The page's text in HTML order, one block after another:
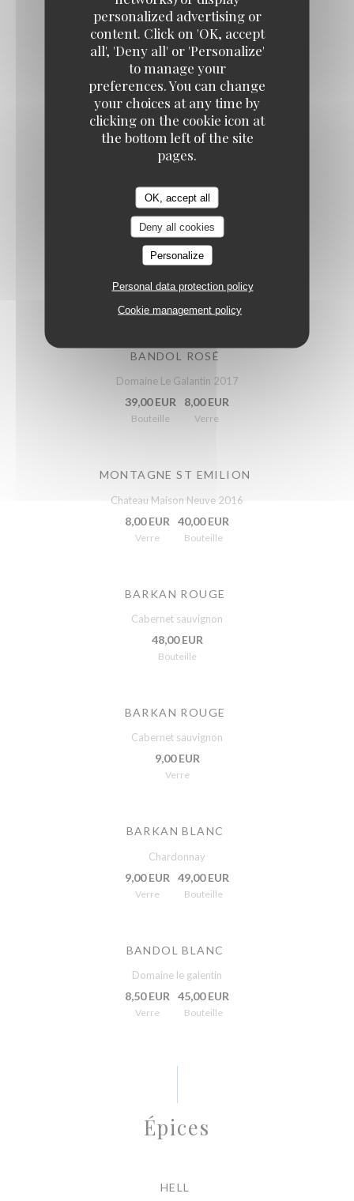
personalized advertising or
content. Click on 'OK, accept
all', 'Deny all' or 'Personalize'
to manage your
preferences. You can change
your choices at any time by
clicking on the cookie icon at
the bottom left of the site
pages.
OK, accept all
Deny all cookies
Personalize
Personal data protection policy
Cookie management policy
5,00 EUR
COCA
5,00 EUR
½ SAN PELLEGRINO
MACCABEE, BIÈRE ISRAÉLIENNE LÉGÈRE
7,50 EUR
BANDOL ROSÉ
Domaine Le Galantin 2017
39,00 EUR
Bouteille
8,00 EUR
Verre
MONTAGNE ST EMILION
Chateau Maison Neuve 2016
8,00 EUR
Verre
40,00 EUR
Bouteille
BARKAN ROUGE
Cabernet sauvignon
48,00 EUR
Bouteille
BARKAN ROUGE
Cabernet sauvignon
9,00 EUR
Verre
BARKAN BLANC
Chardonnay
9,00 EUR
Verre
49,00 EUR
Bouteille
BANDOL BLANC
Domaine le galentin
8,50 EUR
Verre
45,00 EUR
Bouteille
Épices
HELL
TAVLINE